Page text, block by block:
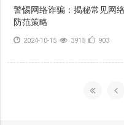
警惕网络诈骗：揭秘常见网
防范策略
2024-10-15 3915 903